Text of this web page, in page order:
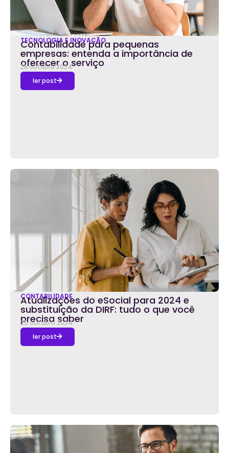
TECNOLOGIA E INOVAÇÃO
Contabilidade para pequenas
empresas: entenda a importância de
oferecer o serviço
28 outubro 2024
ler post
CONTABILIDADE
Atualizações do eSocial para 2024 e
substituição da DIRF: tudo o que você
precisa saber
25 outubro 2024
ler post